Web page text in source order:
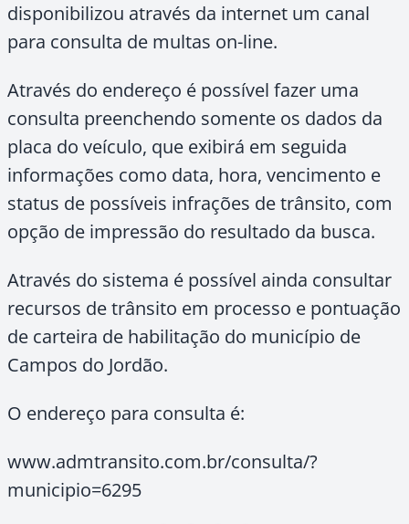
disponibilizou através da internet um canal
para consulta de multas on-line.
Através do endereço é possível fazer uma
consulta preenchendo somente os dados da
placa do veículo, que exibirá em seguida
informações como data, hora, vencimento e
status de possíveis infrações de trânsito, com
opção de impressão do resultado da busca.
Através do sistema é possível ainda consultar
recursos de trânsito em processo e pontuação
de carteira de habilitação do município de
Campos do Jordão.
O endereço para consulta é:
www.admtransito.com.br/consulta/?
municipio=6295